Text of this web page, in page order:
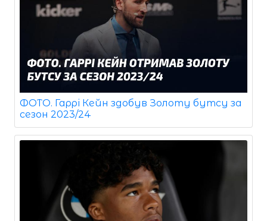
ФОТО. Гаррі Кейн здобув Золоту бутсу за
сезон 2023/24